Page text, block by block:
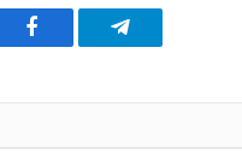
تيلقرام